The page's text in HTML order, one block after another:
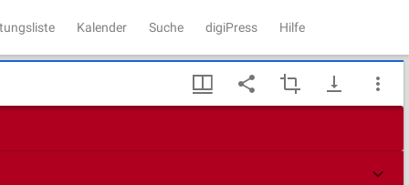
Kalender Suche digiPress Hilfe